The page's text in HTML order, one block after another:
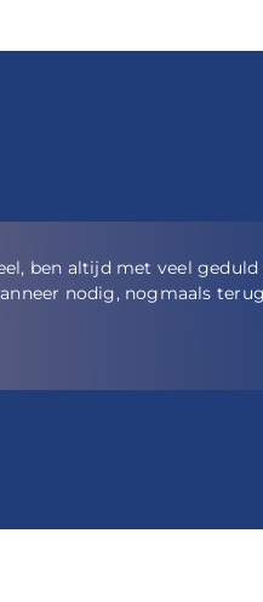
opdringerig te zijn.